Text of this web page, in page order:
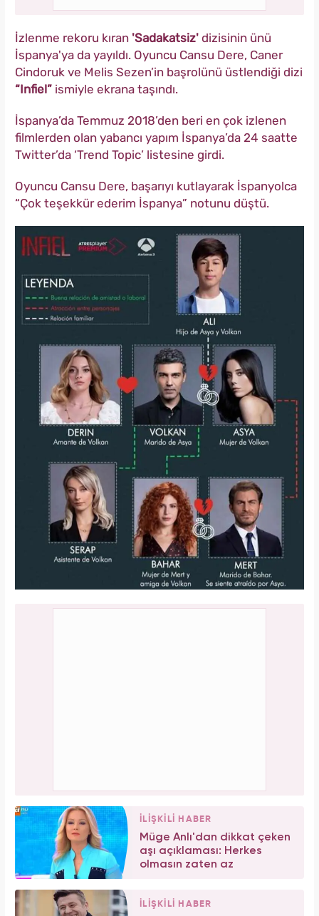
İzlenme rekoru kıran 'Sadakatsiz' dizisinin ünü
İspanya'ya da yayıldı. Oyuncu Cansu Dere, Caner
Cindoruk ve Melis Sezen’in başrolünü üstlendiği dizi
“Infiel” ismiyle ekrana taşındı.
İspanya’da Temmuz 2018’den beri en çok izlenen
filmlerden olan yabancı yapım İspanya’da 24 saatte
Twitter’da ‘Trend Topic’ listesine girdi.
Oyuncu Cansu Dere, başarıyı kutlayarak İspanyolca
“Çok teşekkür ederim İspanya” notunu düştü.
İLİŞKİLİ HABER
Müge Anlı'dan dikkat çeken
aşı açıklaması: Herkes
olmasın zaten az
İLİŞKİLİ HABER